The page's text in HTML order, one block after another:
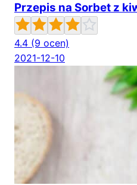
Przepis na Sorbet z
4.4 (9 ocen)
2021-12-10